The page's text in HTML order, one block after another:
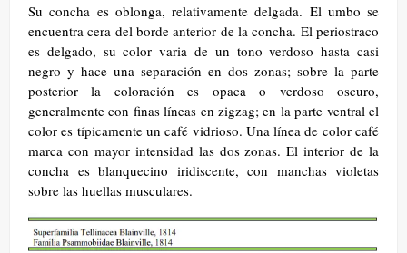
Su concha es oblonga, relativamente delgada. El umbo se
encuentra cera del borde anterior de la concha. El periostraco
es delgado, su color varia de un tono verdoso hasta casi
negro y hace una separación en dos zonas; sobre la parte
posterior la coloración es opaca o verdoso oscuro,
generalmente con finas líneas en zigzag; en la parte ventral el
color es típicamente un café vidrioso. Una línea de color café
marca con mayor intensidad las dos zonas. El interior de la
concha es blanquecino iridiscente, con manchas violetas
sobre las huellas musculares.